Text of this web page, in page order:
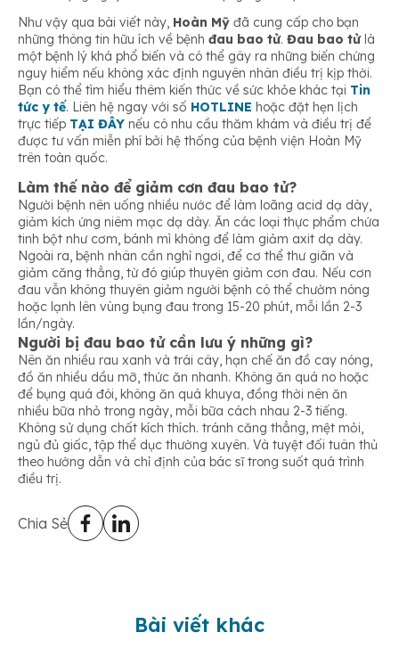
Như vậy qua bài viết này, Hoàn Mỹ đã cung cấp cho bạn
những thông tin hữu ích về bệnh đau bao tử. Đau bao tửlà
một bệnh lý khá phổ biến và có thể gây ra những biến chứng
nguy hiểm nếu không xác định nguyên nhân điều trị kịp thời.
Bạn có thể tìm hiểu thêm kiến thức về sức khỏe khác tại Tin
tức y tế. Liên hệ ngay với số HOTLINE hoặc đặt hẹn lịch
trực tiếp TẠI ĐÂY nếu có nhu cầu thăm khám và điều trị để
được tư vấn miễn phí bởi hệ thống của bệnh viện Hoàn Mỹ
trên toàn quốc.
Làm thế nào để giảm cơn đau bao tử?
Người bệnh nên uống nhiều nước để làm loãng acid dạ dày,
giảm kích ứng niêm mạc dạ dày. Ăn các loại thực phẩm chứa
tinh bột như cơm, bánh mì không để làm giảm axit dạ dày.
Ngoài ra, bệnh nhân cần nghỉ ngơi, để cơ thể thư giãn và
giảm căng thẳng, từ đó giúp thuyên giảm cơn đau. Nếu cơn
đau vẫn không thuyên giảm người bệnh có thể chườm nóng
hoặc lạnh lên vùng bụng đau trong 15-20 phút, mỗi lần 2-3
lần/ngày.
Người bị đau bao tử cần lưu ý những gì?
Nên ăn nhiều rau xanh và trái cây, hạn chế ăn đồ cay nóng,
đồ ăn nhiều dầu mỡ, thức ăn nhanh. Không ăn quá no hoặc
để bụng quá đói, không ăn quá khuya, đồng thời nên ăn
nhiều bữa nhỏ trong ngày, mỗi bữa cách nhau 2-3 tiếng.
Không sử dụng chất kích thích. tránh căng thẳng, mệt mỏi,
ngủ đủ giấc, tập thể dục thường xuyên. Và tuyệt đối tuân thủ
theo hướng dẫn và chỉ định của bác sĩ trong suốt quá trình
điều trị.
Chia Sẻ
Bài viết khác